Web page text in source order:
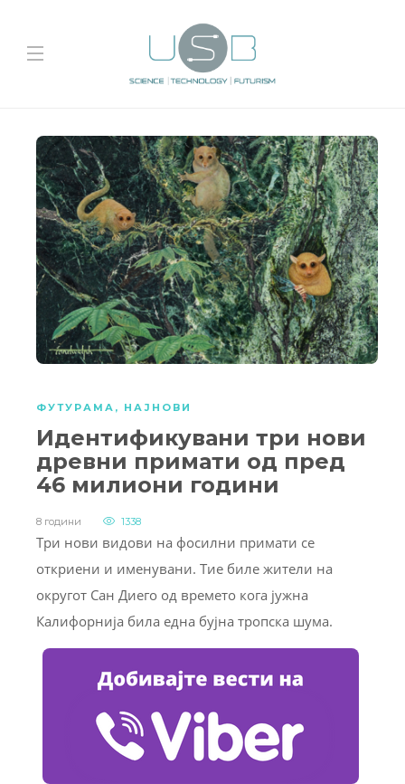
ФУТУРАМА , НАЈНОВИ
Идентификувани три нови
древни примати од пред
46 милиони години
8 години 1338
Три нови видови на фосилни примати се
откриени и именувани. Тие биле жители на
округот Сан Диего од времето кога јужна
Калифорнија била една бујна тропска шума.